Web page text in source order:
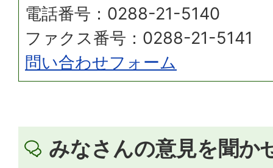
電話番号：0288-21-5140
ファクス番号：0288-21-5141
問い合わせフォーム
みなさんの意見を聞か